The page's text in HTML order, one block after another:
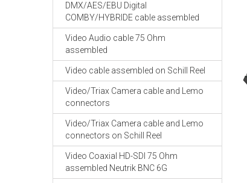
DMX/AES/EBU Digital
COMBY/HYBRIDE cable assembled
Video Audio cable 75 Ohm
assembled
Video cable assembled on Schill Reel
Video/Triax Camera cable and Lemo
connectors
Video/Triax Camera cable and Lemo
connectors on Schill Reel
Video Coaxial HD-SDI 75 Ohm
assembled Neutrik BNC 6G